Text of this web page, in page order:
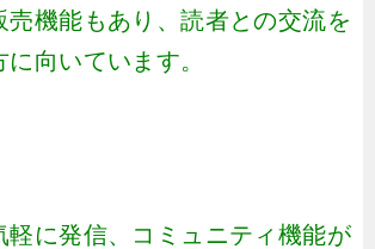
売機能もあり、読者との交流を
向いています。
軽に発信、コミュニティ機能が